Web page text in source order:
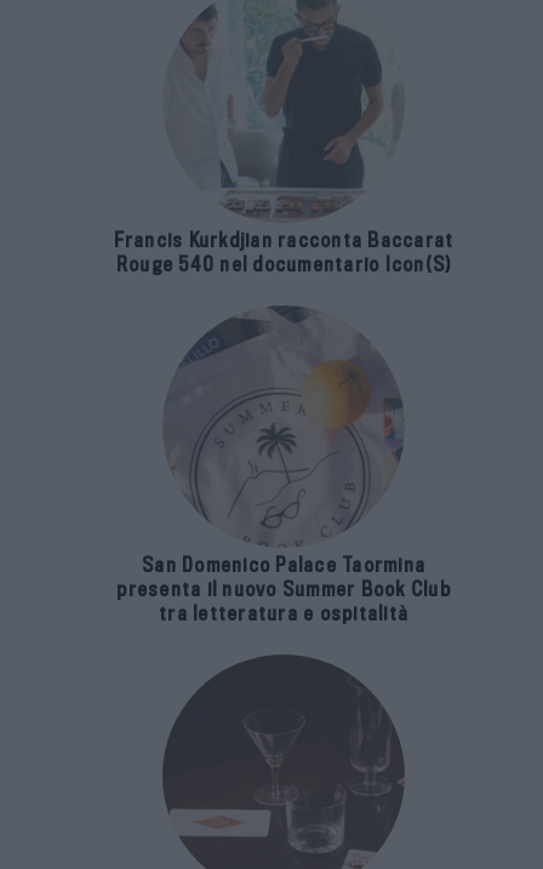
Francis Kurkdjian racconta Baccarat
Rouge 540 nel documentario Icon(S)
San Domenico Palace Taormina
presenta il nuovo Summer Book Club
tra letteratura e ospitalità